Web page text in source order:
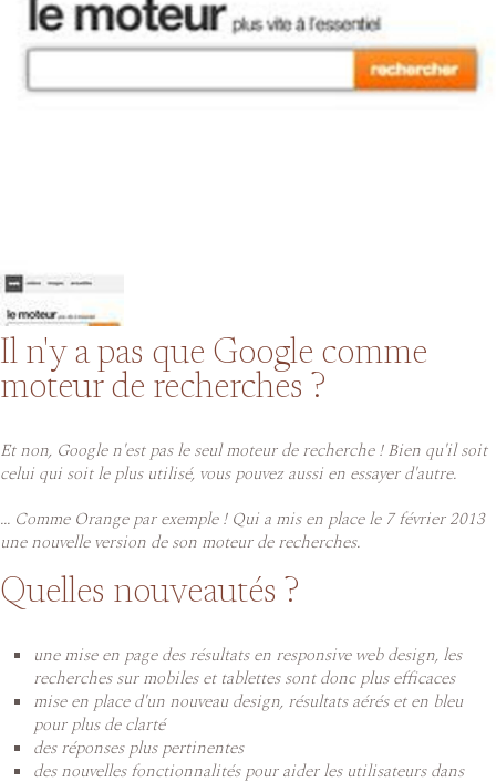
Il n'y a pas que Google comme
moteur de recherches ?
Et non, Google n'est pas le seul moteur de recherche ! Bien qu'il soit
celui qui soit le plus utilisé, vous pouvez aussi en essayer d'autre.
... Comme Orange par exemple ! Qui a mis en place le 7 février 2013
une nouvelle version de son moteur de recherches.
Quelles nouveautés ?
une mise en page des résultats en responsive web design, les
recherches sur mobiles et tablettes sont donc plus efficaces
mise en place d'un nouveau design, résultats aérés et en bleu
pour plus de clarté
des réponses plus pertinentes
des nouvelles fonctionnalités pour aider les utilisateurs dans